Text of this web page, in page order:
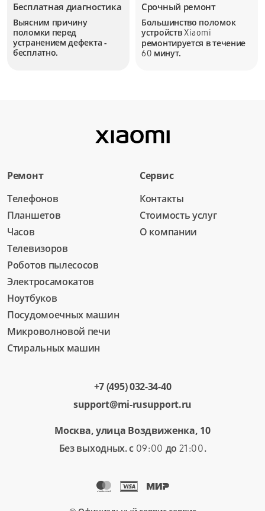
Бесплатная диагностика
Выясним причину
поломки перед
устранением дефекта -
бесплатно.
Срочный ремонт
Большинство поломок
устройствXiaomi
ремонтируется в течение
60 минут.
Ремонт
Телефонов
Планшетов
Часов
Телевизоров
Роботов пылесосов
Электросамокатов
Ноутбуков
Посудомоечных машин
Микроволновой печи
Стиральных машин
Сервис
Контакты
Стоимость услуг
О компании
+7 (495) 032-34-40
support@mi-rusupport.ru
Москва, улица Воздвиженка, 10
Без выходных. с 09:00 до 21:00.